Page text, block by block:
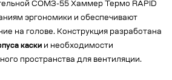
СОМЗ-55 Хаммер Термо RAPID
эргономики и обеспечивают
на голове. Конструкция разработана
каски и необходимости
пространства для вентиляции.